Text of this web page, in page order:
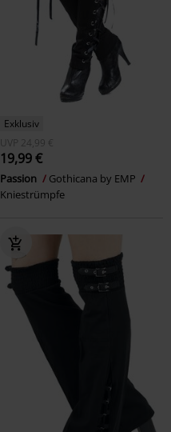
Exklusiv
UVP
24,99 €
19,99 €
Passion
Gothicana by EMP
Kniestrümpfe